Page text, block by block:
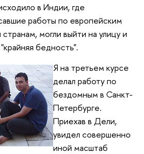
в Индии, где
работы по европейским
могли выйти на улицу и
бедность".
Я на третьем курсе
делал работу по
бездомным в Санкт-
Петербурге.
Приехав в Дели,
увидел совершенно
иной масштаб